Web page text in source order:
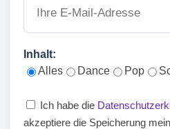
Inhalt:
Alles
Dance Pop
Ich habe die
akzeptiere die Speicherung